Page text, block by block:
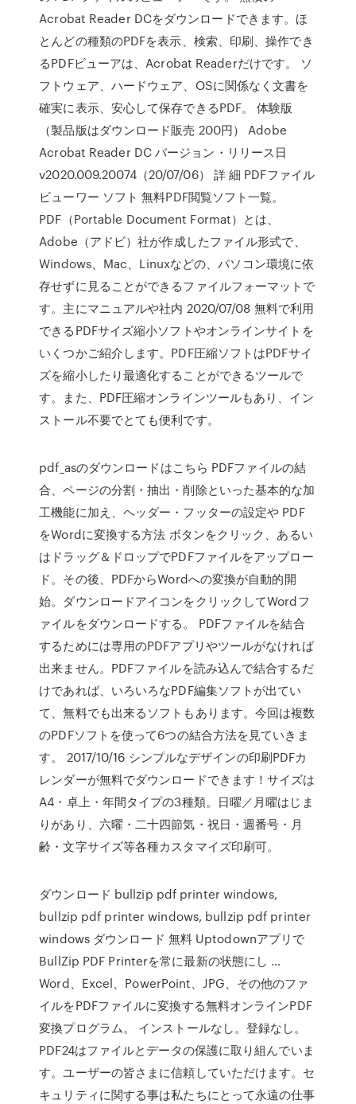
Acrobat Reader DCをダウンロードできます。ほ
とんどの種類のPDFを表示、検索、印刷、操作でき
るPDFビューアは、Acrobat Readerだけです。 ソ
フトウェア、ハードウェア、OSに関係なく文書を
確実に表示、安心して保存できるPDF。 体験版
（製品版はダウンロード販売 200円） Adobe
Acrobat Reader DC バージョン・リリース日
v2020.009.20074（20/07/06） 詳 細 PDFファイル
ビューワー ソフト 無料PDF閲覧ソフト一覧。
PDF（Portable Document Format）とは、
Adobe（アドビ）社が作成したファイル形式で、
Windows、Mac、Linuxなどの、パソコン環境に依
存せずに見ることができるファイルフォーマットで
す。主にマニュアルや社内 2020/07/08 無料で利用
できるPDFサイズ縮小ソフトやオンラインサイトを
いくつかご紹介します。PDF圧縮ソフトはPDFサイ
ズを縮小したり最適化することができるツールで
す。また、PDF圧縮オンラインツールもあり、イン
ストール不要でとても便利です。
pdf_asのダウンロードはこちら PDFファイルの結
合、ページの分割・抽出・削除といった基本的な加
工機能に加え、ヘッダー・フッターの設定や PDF
をWordに変換する方法 ボタンをクリック、あるい
はドラッグ＆ドロップでPDFファイルをアップロー
ド。その後、PDFからWordへの変換が自動的開
始。ダウンロードアイコンをクリックしてWordフ
ァイルをダウンロードする。 PDFファイルを結合
するためには専用のPDFアプリやツールがなければ
出来ません。PDFファイルを読み込んで結合するだ
けであれば、いろいろなPDF編集ソフトが出てい
て、無料でも出来るソフトもあります。今回は複数
のPDFソフトを使って6つの結合方法を見ていきま
す。 2017/10/16 シンプルなデザインの印刷PDFカ
レンダーが無料でダウンロードできます！サイズは
A4・卓上・年間タイプの3種類。日曜／月曜はじま
りがあり、六曜・二十四節気・祝日・週番号・月
齢・文字サイズ等各種カスタマイズ印刷可。
ダウンロード bullzip pdf printer windows,
bullzip pdf printer windows, bullzip pdf printer
windows ダウンロード 無料 Uptodownアプリで
BullZip PDF Printerを常に最新の状態にし …
Word、Excel、PowerPoint、JPG、その他のファ
イルをPDFファイルに変換する無料オンラインPDF
変換プログラム。 インストールなし。登録なし。
PDF24はファイルとデータの保護に取り組んでいま
す。ユーザーの皆さまに信頼していただけます。セ
キュリティに関する事は私たちにとって永遠の仕事